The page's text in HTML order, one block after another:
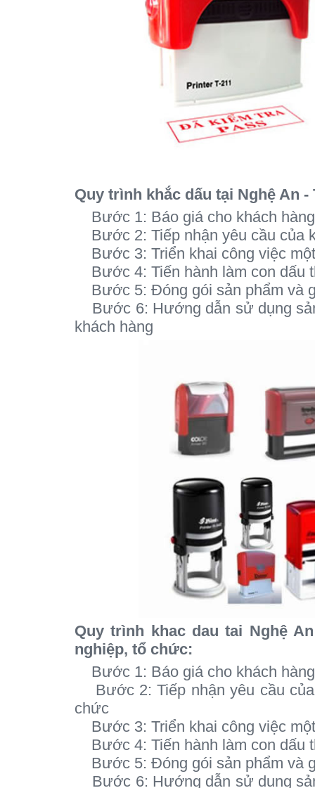
Quy trình khắc dấu tại Nghệ An
Bước 1: Báo giá cho khách
Bước 2: Tiếp nhận yêu cầu của
Bước 3: Triển khai công việc
Bước 4: Tiến hành làm con dấu
Bước 5: Đóng gói sản phẩm và
Bước 6: Hướng dẫn sử dụng
khách hàng
Quy trình khac dau tai Nghệ
nghiệp, tổ chức:
Bước 1: Báo giá cho khách
Bước 2: Tiếp nhận yêu cầu của
chức
Bước 3: Triển khai công việc
Bước 4: Tiến hành làm con dấu
Bước 5: Đóng gói sản phẩm và
Bước 6: Hướng dẫn sử dụng